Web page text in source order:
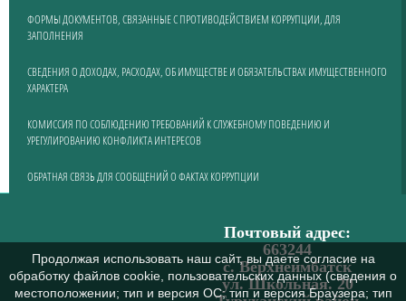
ФОРМЫ ДОКУМЕНТОВ, СВЯЗАННЫЕ С ПРОТИВОДЕЙСТВИЕМ КОРРУПЦИИ, ДЛЯ
ЗАПОЛНЕНИЯ
СВЕДЕНИЯ О ДОХОДАХ, РАСХОДАХ, ОБ ИМУЩЕСТВЕ И ОБЯЗАТЕЛЬСТВАХ ИМУЩЕСТВЕННОГО
ХАРАКТЕРА
КОМИССИЯ ПО СОБЛЮДЕНИЮ ТРЕБОВАНИЙ К СЛУЖЕБНОМУ ПОВЕДЕНИЮ И
УРЕГУЛИРОВАНИЮ КОНФЛИКТА ИНТЕРЕСОВ
ОБРАТНАЯ СВЯЗЬ ДЛЯ СООБЩЕНИЙ О ФАКТАХ КОРРУПЦИИ
Почтовый адрес:
663244
с. Верхнеимбатск
ул. Школьная. 20
Продолжая использовать наш сайт, вы даете согласие на
обработку файлов cookie, пользовательских данных (сведения о
местоположении; тип и версия ОС; тип и версия Браузера; тип